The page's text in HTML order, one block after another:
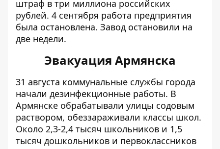
штраф в три миллиона российских
рублей. 4 сентября работа предприятия
была остановлена. Завод остановили на
две недели.
Эвакуация Армянска
31 августа коммунальные службы города
начали дезинфекционные работы. В
Армянске обрабатывали улицы содовым
раствором, обеззараживали классы школ.
Около 2,3-2,4 тысяч школьников и 1,5
тысяч дошкольников и первоклассников